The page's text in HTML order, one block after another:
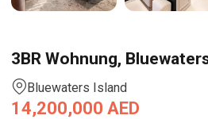
3BR Wohnung,
Bluewaters Island
14,200,000 AED